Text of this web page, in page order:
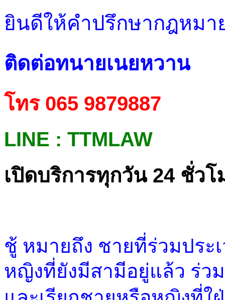
ยินดีให้คำปรึกษากฎหมา
ติดต่อทนายเนยหวาน
โทร 065 9879887
LINE : TTMLAW
เปิดบริการทุกวัน 24 ชั่วโ
ชู้ หมายถึง ชายที่ร่วมประ
หญิงที่ยังมีสามีอยู่แล้ว ร่ว